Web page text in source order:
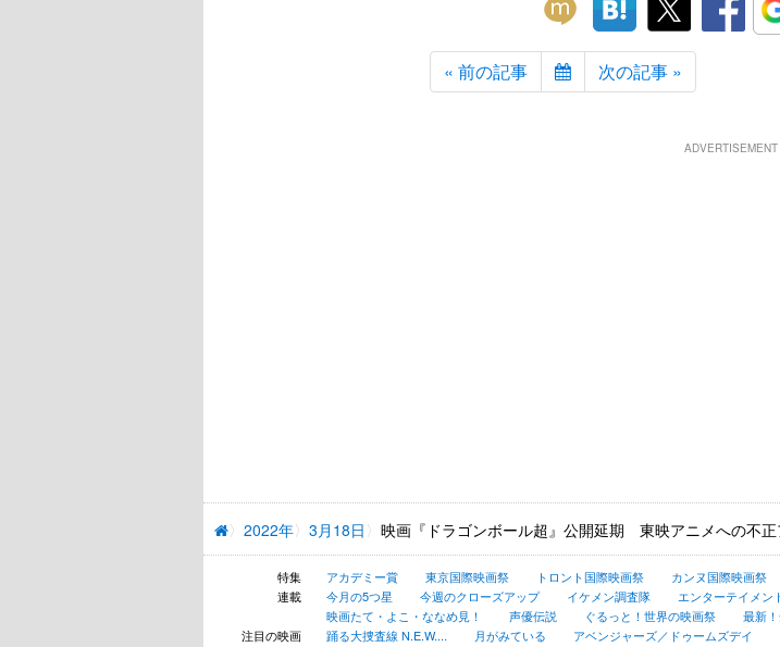
« 前の記事 次の記事 »
ADVERTISEMENT
2022年 3月18日 映画『ドラゴンボール超』公開延期 東映アニメへの不
特集 アカデミー賞 東京国際映画祭 トロント国際映画祭 カンヌ国際映画祭
連載
今月の5つ星 今週のクローズアップ イケメン調査隊 エンターテイメン
映画たて・よこ・ななめ見！
声優伝説 ぐるっと！世界の映画祭
最新
注目の映画
踊る大捜査線 N.E.W.... 月がみている アベンジャーズ／ドゥームズデイ